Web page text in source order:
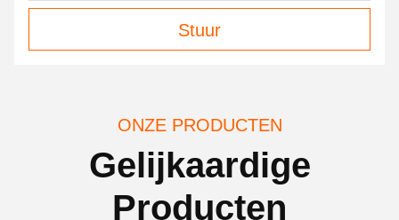
Stuur
ONZE PRODUCTEN
Gelijkaardige
Producten